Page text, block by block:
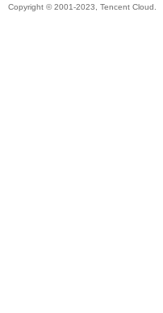
Copyright © 2001-2023, Tencent Cloud.